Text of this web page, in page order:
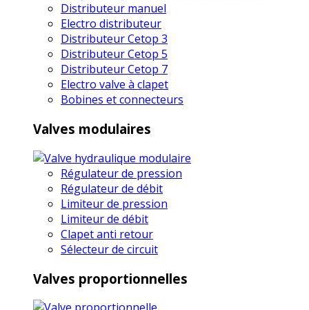
Distributeur manuel
Electro distributeur
Distributeur Cetop 3
Distributeur Cetop 5
Distributeur Cetop 7
Electro valve à clapet
Bobines et connecteurs
Valves modulaires
Régulateur de pression
Régulateur de débit
Limiteur de pression
Limiteur de débit
Clapet anti retour
Sélecteur de circuit
Valves proportionnelles